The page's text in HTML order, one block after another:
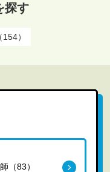
探す
）
（83）